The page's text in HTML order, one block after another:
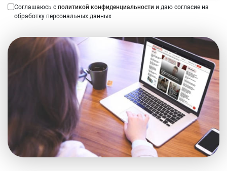
Соглашаюсь с политикой конфиденциальности и даю согласие на
обработку персональных данных